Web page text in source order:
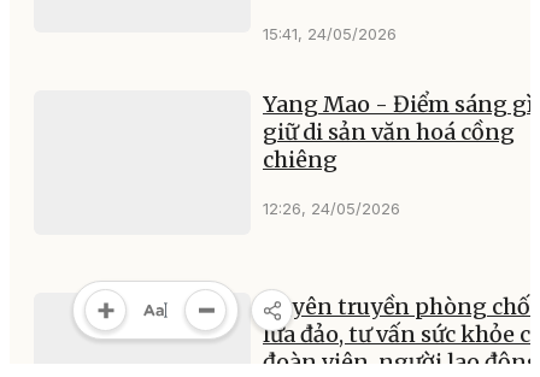
15:41, 24/05/2026
Yang Mao - Điểm sáng
giữ di sản văn hoá cồng
chiêng
12:26, 24/05/2026
Tuyên truyền phòng
lừa đảo, tư vấn sức khỏe
đoàn viên, người lao động